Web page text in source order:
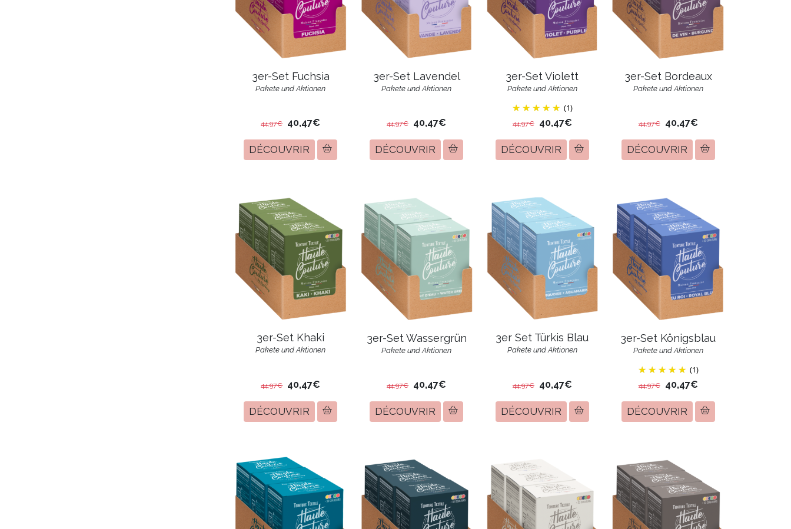
3er-Set Fuchsia
Pakete und Aktionen
44,97€ 40,47€
DÉCOUVRIR
3er-Set Lavendel
Pakete und Aktionen
44,97€ 40,47€
DÉCOUVRIR
3er-Set Violett
Pakete und Aktionen
(1)
44,97€ 40,47€
DÉCOUVRIR
3er-Set Bordeaux
Pakete und Aktionen
44,97€ 40,47€
DÉCOUVRIR
3er-Set Khaki
Pakete und Aktionen
44,97€ 40,47€
DÉCOUVRIR
3er-Set Wassergrün
Pakete und Aktionen
44,97€ 40,47€
DÉCOUVRIR
3er Set Türkis Blau
Pakete und Aktionen
44,97€ 40,47€
DÉCOUVRIR
3er-Set Königsblau
Pakete und Aktionen
(1)
44,97€ 40,47€
DÉCOUVRIR